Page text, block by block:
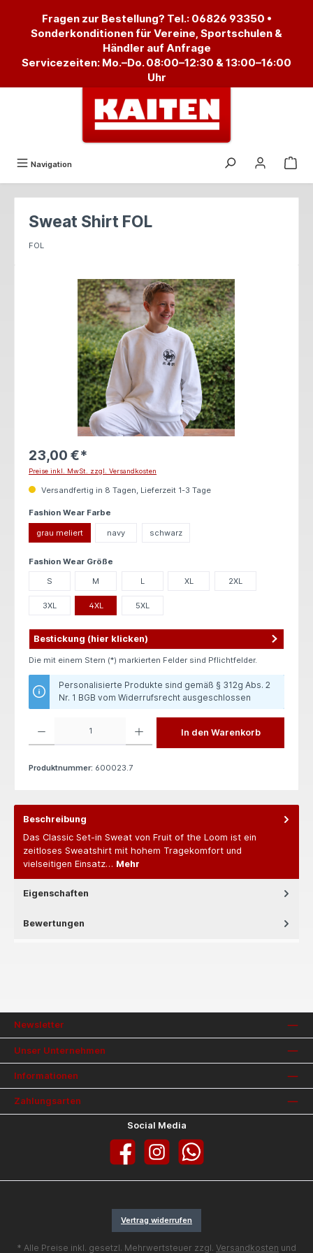
Fragen zur Bestellung? Tel.: 06826 93350 •
Sonderkonditionen für Vereine, Sportschulen &
Händler auf Anfrage
Servicezeiten: Mo.–Do. 08:00–12:30 & 13:00–16:00
Uhr
Navigation
Sweat Shirt FOL
FOL
Bildergalerie überspringen
23,00 €*
Preise inkl. MwSt. zzgl. Versandkosten
Versandfertig in 8 Tagen, Lieferzeit 1-3 Tage
Fashion Wear Farbe
grau meliert navy schwarz
Fashion Wear Größe
S M L XL 2XL
3XL 4XL 5XL
Bestickung (hier klicken)
Die mit einem Stern (*) markierten Felder sind Pflichtfelder.
Personalisierte Produkte sind gemäß § 312g Abs. 2
Nr. 1 BGB vom Widerrufsrecht ausgeschlossen
In den Warenkorb
Produktnummer: 600023.7
Beschreibung
Das Classic Set-in Sweat von Fruit of the Loom ist ein
zeitloses Sweatshirt mit hohem Tragekomfort und
vielseitigen Einsatz… Mehr
Eigenschaften
Bewertungen
Newsletter
Unser Unternehmen
Informationen
Zahlungsarten
Social Media
Facebook InstagramWhatsApp
Vertrag widerrufen
* Alle Preise inkl. gesetzl. Mehrwertsteuer zzgl. Versandkosten und